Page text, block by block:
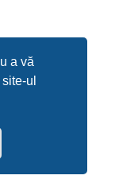
a vă
ul